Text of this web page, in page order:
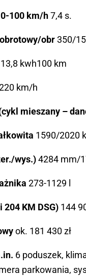
100 km/h7,4 s.
obr350/
13,8 kwh100 km
km/h
mieszany –
1590/2020
wys.)4284 mm/
273-1129 l
204 KM DSG) 144
ok. 181 430 zł
6 poduszek,
parkowania,